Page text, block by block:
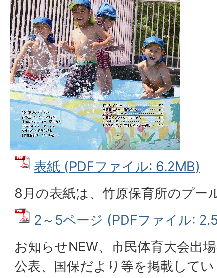
表紙 (PDFファイル: 6.2MB)
8月の表紙は、竹原保育所のプー
2～5ページ (PDFファイル:
お知らせNEW、市民体育大会出
公表、国保だより等を掲載して